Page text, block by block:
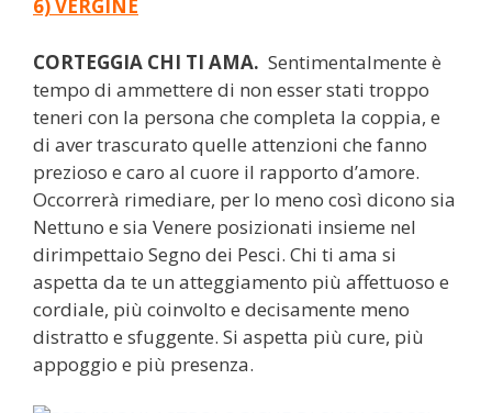
6) VERGINE
CORTEGGIA CHI TI AMA. Sentimentalmente è
tempo di ammettere di non esser stati troppo
teneri con la persona che completa la coppia, e
di aver trascurato quelle attenzioni che fanno
prezioso e caro al cuore il rapporto d’amore.
Occorrerà rimediare, per lo meno così dicono sia
Nettuno e sia Venere posizionati insieme nel
dirimpettaio Segno dei Pesci. Chi ti ama si
aspetta da te un atteggiamento più affettuoso e
cordiale, più coinvolto e decisamente meno
distratto e sfuggente. Si aspetta più cure, più
appoggio e più presenza.